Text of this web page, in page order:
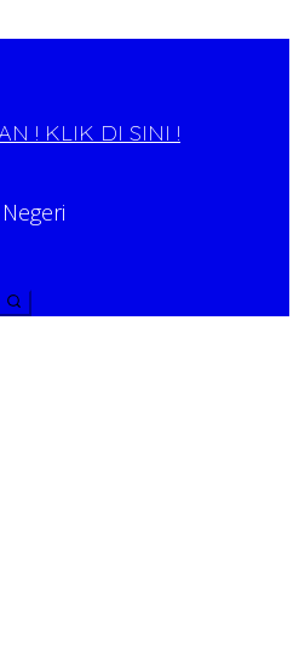
! KLIK DI SINI !